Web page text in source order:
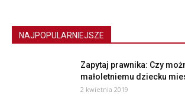
NAJPOPULARNIEJSZE
Zapytaj prawnika: Czy
małoletniemu dziecku
2 kwietnia 2019